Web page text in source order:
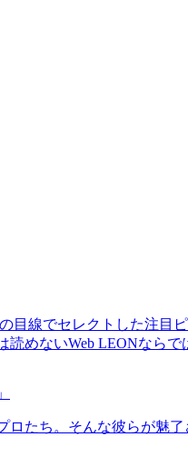
目線でセレクトした注目
めないWeb LEONなら
たち。そんな彼らが魅